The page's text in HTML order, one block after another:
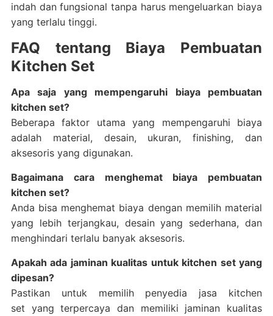
indah dan fungsional tanpa harus mengeluarkan biaya
yang terlalu tinggi.
FAQ tentang Biaya Pembuatan
Kitchen Set
Apa saja yang mempengaruhi biaya pembuatan
kitchen set?
Beberapa faktor utama yang mempengaruhi biaya
adalah material, desain, ukuran, finishing, dan
aksesoris yang digunakan.
Bagaimana cara menghemat biaya pembuatan
kitchen set?
Anda bisa menghemat biaya dengan memilih material
yang lebih terjangkau, desain yang sederhana, dan
menghindari terlalu banyak aksesoris.
Apakah ada jaminan kualitas untuk kitchen set yang
dipesan?
Pastikan untuk memilih penyedia jasa kitchen
set yang terpercaya dan memiliki jaminan kualitas